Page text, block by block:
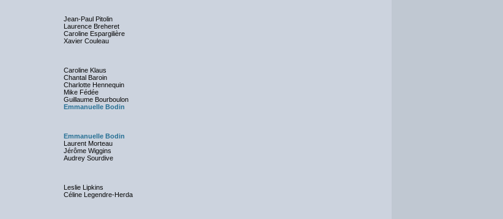
Jean-Paul Pitolin
Laurence Breheret
Caroline Espargilière
Xavier Couleau
Caroline Klaus
Chantal Baroin
Charlotte Hennequin
Mike Fédée
Guillaume Bourboulon
Emmanuelle Bodin
Emmanuelle Bodin
Laurent Morteau
Jérôme Wiggins
Audrey Sourdive
Leslie Lipkins
Céline Legendre-Herda